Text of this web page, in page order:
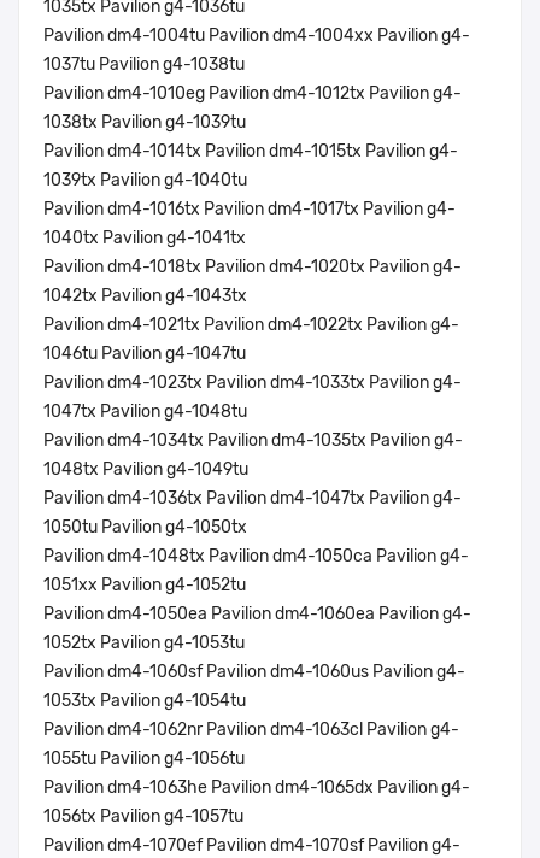
1035tx Pavilion g4-1036tu
Pavilion dm4-1004tu Pavilion dm4-1004xx Pavilion g4-
1037tu Pavilion g4-1038tu
Pavilion dm4-1010eg Pavilion dm4-1012tx Pavilion g4-
1038tx Pavilion g4-1039tu
Pavilion dm4-1014tx Pavilion dm4-1015tx Pavilion g4-
1039tx Pavilion g4-1040tu
Pavilion dm4-1016tx Pavilion dm4-1017tx Pavilion g4-
1040tx Pavilion g4-1041tx
Pavilion dm4-1018tx Pavilion dm4-1020tx Pavilion g4-
1042tx Pavilion g4-1043tx
Pavilion dm4-1021tx Pavilion dm4-1022tx Pavilion g4-
1046tu Pavilion g4-1047tu
Pavilion dm4-1023tx Pavilion dm4-1033tx Pavilion g4-
1047tx Pavilion g4-1048tu
Pavilion dm4-1034tx Pavilion dm4-1035tx Pavilion g4-
1048tx Pavilion g4-1049tu
Pavilion dm4-1036tx Pavilion dm4-1047tx Pavilion g4-
1050tu Pavilion g4-1050tx
Pavilion dm4-1048tx Pavilion dm4-1050ca Pavilion g4-
1051xx Pavilion g4-1052tu
Pavilion dm4-1050ea Pavilion dm4-1060ea Pavilion g4-
1052tx Pavilion g4-1053tu
Pavilion dm4-1060sf Pavilion dm4-1060us Pavilion g4-
1053tx Pavilion g4-1054tu
Pavilion dm4-1062nr Pavilion dm4-1063cl Pavilion g4-
1055tu Pavilion g4-1056tu
Pavilion dm4-1063he Pavilion dm4-1065dx Pavilion g4-
1056tx Pavilion g4-1057tu
Pavilion dm4-1070ef Pavilion dm4-1070sf Pavilion g4-